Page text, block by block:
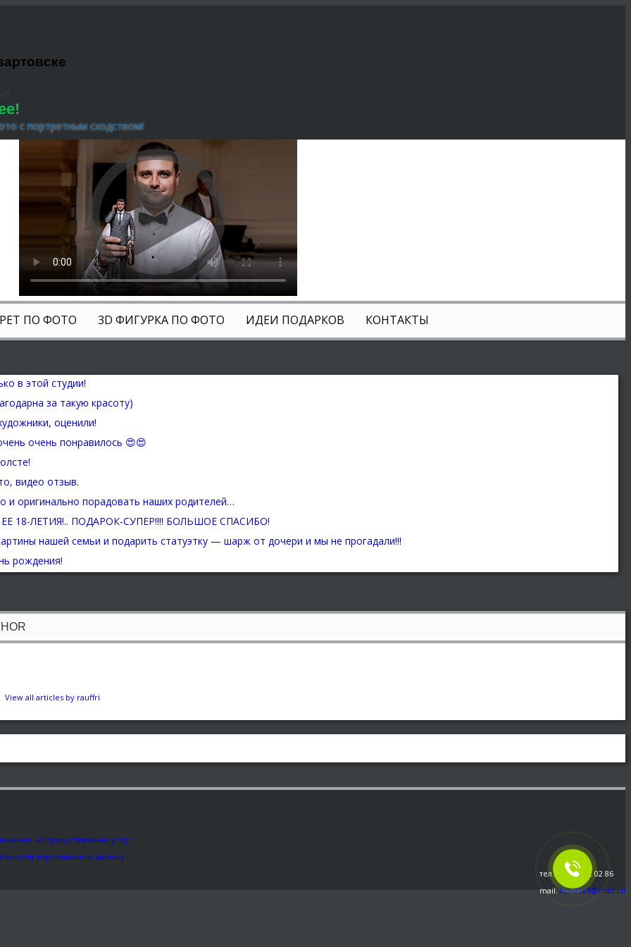
с портретным сходством!
ПО ФОТО 3D ФИГУРКА ПО ФОТО ИДЕИ ПОДАРКОВ КОНТАКТЫ
View all articles by rauffri
на предоставление услуг
персональных данных
тел.: 8 800 222 02 86
mail:holst186@mail.ru